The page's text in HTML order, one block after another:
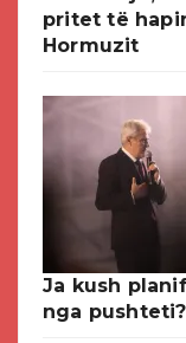
pritet të
Hormuzit
Ja kush
nga pushteti?